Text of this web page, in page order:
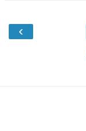
‹